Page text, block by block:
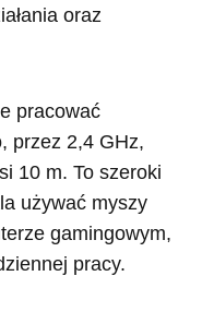
oraz
pracować
przez 2,4 GHz,
10 m. To szeroki
używać myszy
gamingowym,
pracy.